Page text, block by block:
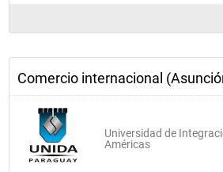
Comercio internacional
Universidad de
Américas